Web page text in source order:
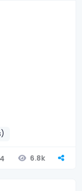
4 6.8k